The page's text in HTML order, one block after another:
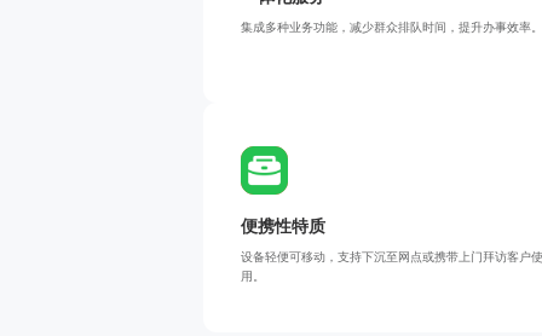
集成多种业务功能，减少群众排队时间，提升办事效率。
便携性特质
设备轻便可移动，支持下沉至网点或携带上门拜访客户使
用。